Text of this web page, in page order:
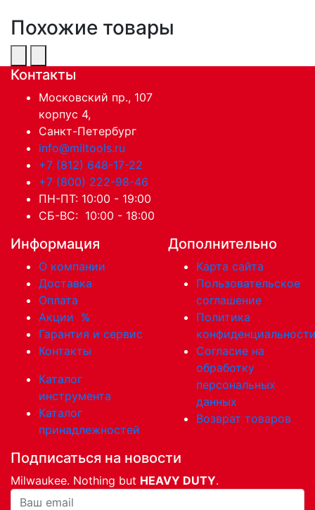
Похожие товары
Контакты
Московский пр., 107
корпус 4,
Санкт-Петербург
info@miltools.ru
+7 (812) 648-17-22
+7 (800) 222-98-46
ПН-ПТ: 10:00 - 19:00
СБ-ВС: 10:00 - 18:00
Информация
О компании
Доставка
Оплата
Акции %
Гарантия и сервис
Контакты
Каталог
инструмента
Каталог
принадлежностей
Дополнительно
Карта сайта
Пользовательское
соглашение
Политика
Согласие на
обработку
персональных
данных
Возврат товаров
Подписаться на новости
Milwaukee. Nothing but HEAVY DUTY.
Ваша почта